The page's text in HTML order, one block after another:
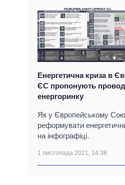
Енергетична криза в
ЄС пропонують
енергоринку
Як у Європейському
реформувати
на інфографіці.
1 листопада 2021, 14:38